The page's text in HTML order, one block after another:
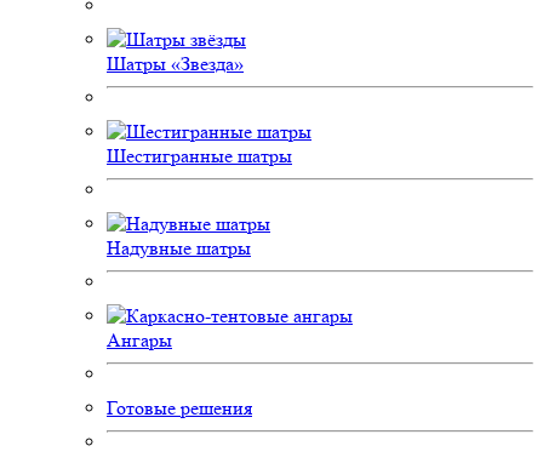
Шатры «Звезда»
Шестигранные шатры
Надувные шатры
Ангары
Готовые решения